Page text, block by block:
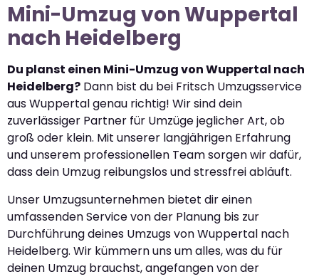
Mini-Umzug von Wuppertal
nach Heidelberg
Du planst einen Mini-Umzug von Wuppertal nach
Heidelberg? Dann bist du bei Fritsch Umzugsservice
aus Wuppertal genau richtig! Wir sind dein
zuverlässiger Partner für Umzüge jeglicher Art, ob
groß oder klein. Mit unserer langjährigen Erfahrung
und unserem professionellen Team sorgen wir dafür,
dass dein Umzug reibungslos und stressfrei abläuft.
Unser Umzugsunternehmen bietet dir einen
umfassenden Service von der Planung bis zur
Durchführung deines Umzugs von Wuppertal nach
Heidelberg. Wir kümmern uns um alles, was du für
deinen Umzug brauchst, angefangen von der